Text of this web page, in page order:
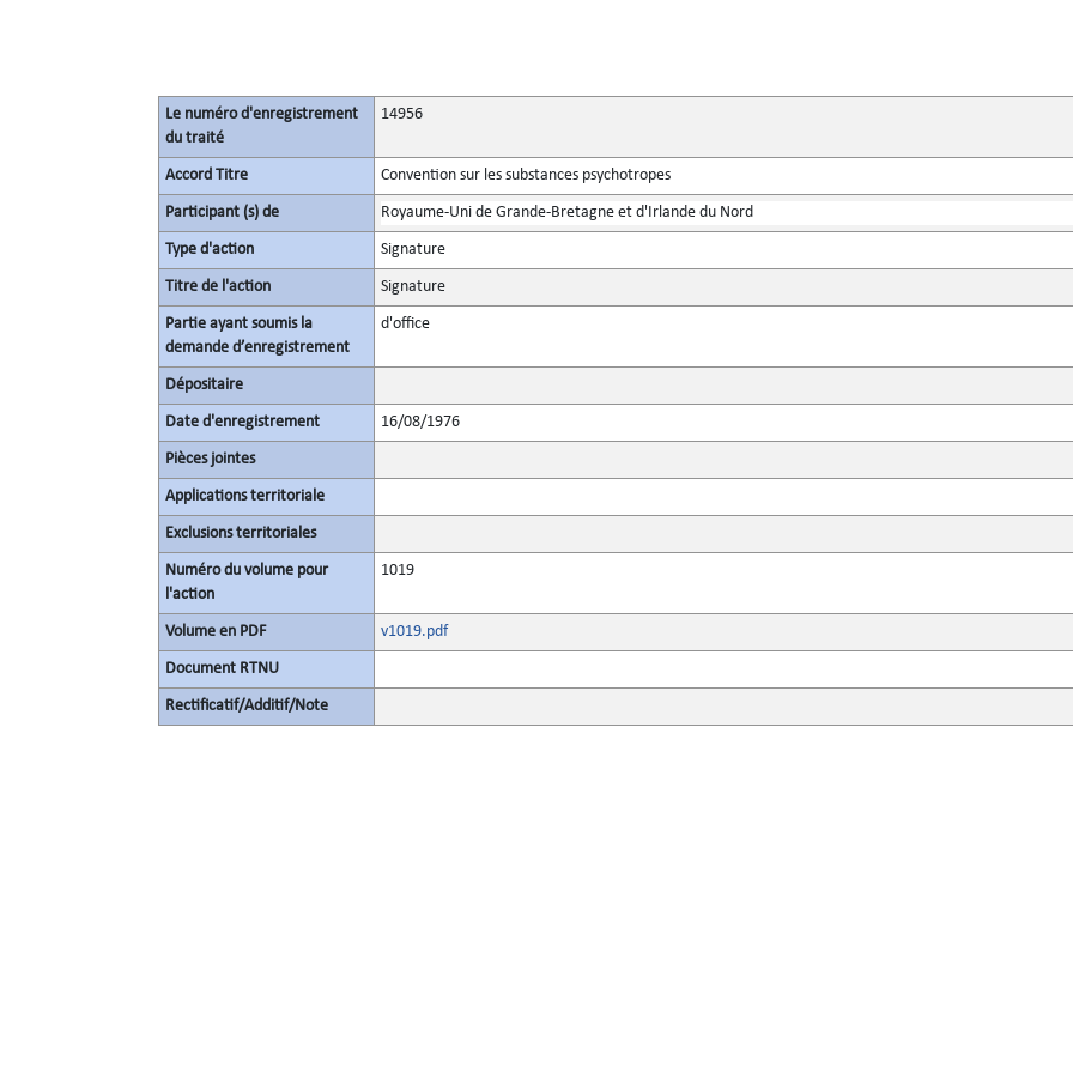
Le numéro d'enregistrement
du traité
14956
Accord Titre Convention sur les substances psychotropes
Participant (s) de Royaume-Uni de Grande-Bretagne et d'Irlande du Nord
Type d'action Signature
Titre de l'action Signature
Partie ayant soumis la
demande d’enregistrement
d'office
Dépositaire
Date d'enregistrement 16/08/1976
Pièces jointes
Applications territoriale
Exclusions territoriales
Numéro du volume pour
l'action
1019
Volume en PDF v1019.pdf
Document RTNU
Rectificatif/Additif/Note